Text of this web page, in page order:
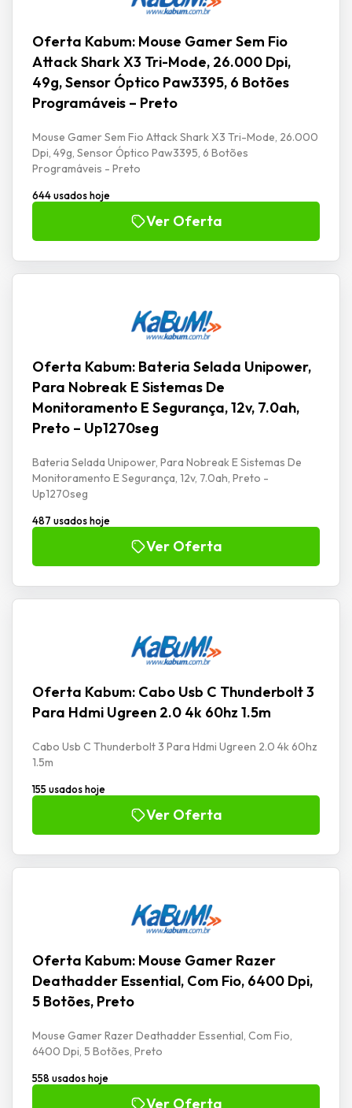
Oferta Kabum: Mouse Gamer Sem Fio
Attack Shark X3 Tri-Mode, 26.000 Dpi,
49g, Sensor Óptico Paw3395, 6 Botões
Programáveis – Preto
Mouse Gamer Sem Fio Attack Shark X3 Tri-Mode, 26.000
Dpi, 49g, Sensor Óptico Paw3395, 6 Botões
Programáveis - Preto
644 usados hoje
Ver Oferta
Oferta Kabum: Bateria Selada Unipower,
Para Nobreak E Sistemas De
Monitoramento E Segurança, 12v, 7.0ah,
Preto – Up1270seg
Bateria Selada Unipower, Para Nobreak E Sistemas De
Monitoramento E Segurança, 12v, 7.0ah, Preto -
Up1270seg
487 usados hoje
Ver Oferta
Oferta Kabum: Cabo Usb C Thunderbolt 3
Para Hdmi Ugreen 2.0 4k 60hz 1.5m
Cabo Usb C Thunderbolt 3 Para Hdmi Ugreen 2.0 4k 60hz
1.5m
155 usados hoje
Ver Oferta
Oferta Kabum: Mouse Gamer Razer
Deathadder Essential, Com Fio, 6400 Dpi,
5 Botões, Preto
Mouse Gamer Razer Deathadder Essential, Com Fio,
6400 Dpi, 5 Botões, Preto
558 usados hoje
Ver Oferta